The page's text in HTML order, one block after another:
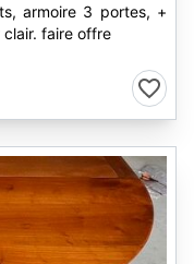
armoire 3 portes, +
faire offre